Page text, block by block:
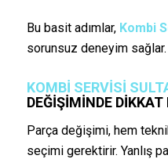
Bu basit adımlar, Kombi
sorunsuz deneyim sağlar.
KOMBI SERVISI
DEĞIŞIMINDE DIKKAT
Parça değişimi, hem
seçimi gerektirir. Yanlış